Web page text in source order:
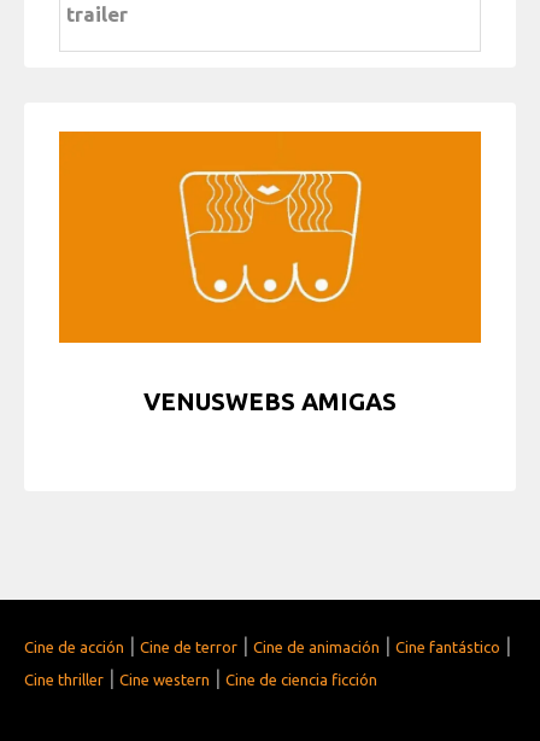
trailer
VENUSWEBS AMIGAS
Cine de acción | Cine de terror | Cine de animación | Cine fantástico |
Cine thriller | Cine western | Cine de ciencia ficción